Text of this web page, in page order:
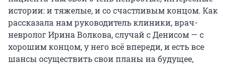
истории: и тяжелые, и со счастливым концом. Как
рассказала нам руководитель клиники, врач-
невролог Ирина Волкова, случай с Денисом — с
хорошим концом, у него всё впереди, и есть все
шансы осуществить свои планы на будущее,